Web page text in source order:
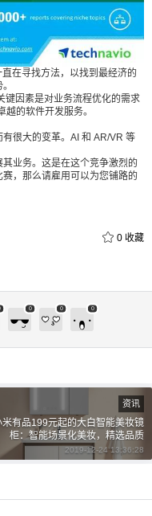
在寻找方法，以找到最经济的
键因素是对业务流程优化的需求
的软件开发服务。
很大的变革。AI 和 AR/VR 等
业务。这是在这个竞争激烈的
，那么请雇用可以为您铺路的
0 收藏
0 0 0
资讯
米有品199元起的大白智能美妆镜
柜：智能场景化美妆，精选品质
2019-12-24 13:36:28